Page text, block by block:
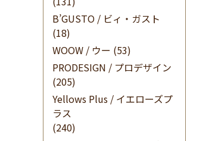
B’GUSTO / ビィ・ガスト
(18)
WOOW / ウー (53)
PRODESIGN / プロデザイン
(205)
Yellows Plus / イエローズプ
ラス
(240)